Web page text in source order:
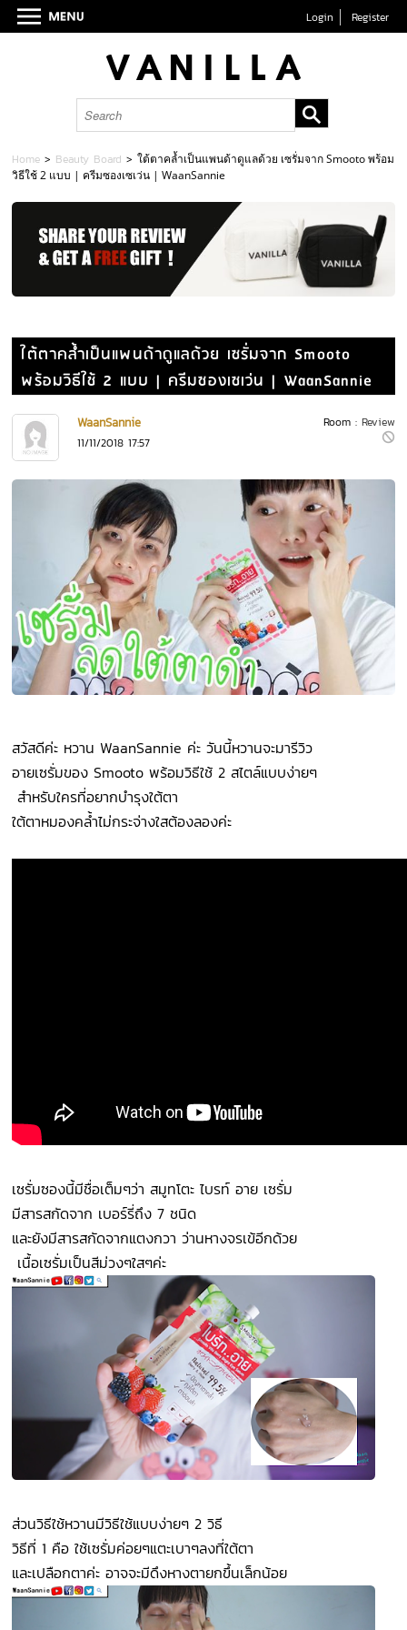
Login Register
Home > Beauty Board >ใต้ตาคล้ำเป็นแพนด้าดูแลด้วย เซรั่มจาก Smooto พร้อม
วิธีใช้ 2 แบบ | ครีมซองเซเว่น | WaanSannie
ใต้ตาคล้ำเป็นแพนด้าดูแลด้วย เซรั่มจาก Smooto
พร้อมวิธีใช้ 2 แบบ | ครีมซองเซเว่น | WaanSannie
Room : Review
WaanSannie
11/11/2018 17:57
สวัสดีค่ะ หวาน WaanSannie ค่ะ วันนี้หวานจะมารีวิว
อายเซรั่มของ Smooto พร้อมวิธีใช้ 2 สไตล์แบบง่ายๆ
สำหรับใครที่อยากบำรุงใต้ตา
ใต้ตาหมองคล้ำไม่กระจ่างใสต้องลองค่ะ
เซรั่มซองนี้มีชื่อเต็มๆว่า สมูทโตะ ไบรท์ อาย เซรั่ม
มีสารสกัดจาก เบอร์รี่ถึง 7 ชนิด
และยังมีสารสกัดจากแตงกวา ว่านหางจรเข้อีกด้วย
เนื้อเซรั่มเป็นสีม่วงๆใสๆค่ะ
ส่วนวิธีใช้หวานมีวิธีใช้แบบง่ายๆ 2 วิธี
วิธีที่ 1 คือ ใช้เซรั่มค่อยๆแตะเบาๆลงที่ใต้ตา
และเปลือกตาค่ะ อาจจะมีดึงหางตายกขึ้นเล็กน้อย